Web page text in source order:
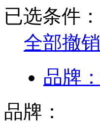
已选条件：
全部撤销
品牌：
品牌：